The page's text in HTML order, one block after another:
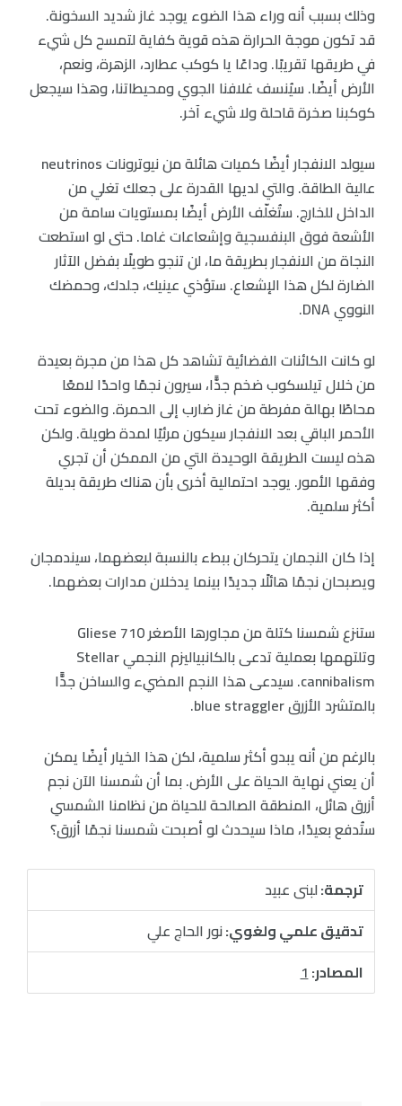
وذلك بسبب أنه وراء هذا الضوء يوجد غاز شديد السخونة.
قد تكون موجة الحرارة هذه قوية كفاية لتمسح كل شيء
في طريقها تقريبًا. وداعًا يا كوكب عطارد، الزهرة، ونعم،
الأرض أيضًا. سيُنسف غلافنا الجوي ومحيطاتنا، وهذا سيجعل
كوكبنا صخرة قاحلة ولا شيء آخر.
سيولد الانفجار أيضًا كميات هائلة من نيوترونات neutrinos
عالية الطاقة. والتي لديها القدرة على جعلك تغلي من
الداخل للخارج. ستُغلّف الأرض أيضًا بمستويات سامة من
الأشعة فوق البنفسجية وإشعاعات غاما. حتى لو استطعت
النجاة من الانفجار بطريقة ما، لن تنجو طويلًا بفضل الآثار
الضارة لكل هذا الإشعاع. ستؤذي عينيك، جلدك، وحمضك
النووي DNA.
لو كانت الكائنات الفضائية تشاهد كل هذا من مجرة بعيدة
من خلال تيلسكوب ضخم جدًّا، سيرون نجمًا واحدًا لامعًا
محاطًا بهالة مفرطة من غاز ضارب إلى الحمرة. والضوء تحت
الأحمر الباقي بعد الانفجار سيكون مرئيًا لمدة طويلة. ولكن
هذه ليست الطريقة الوحيدة التي من الممكن أن تجري
وفقها الأمور. يوجد احتمالية أخرى بأن هناك طريقة بديلة
أكثر سلمية.
إذا كان النجمان يتحركان ببطء بالنسبة لبعضهما، سيندمجان
ويصبحان نجمًا هائلًا جديدًا بينما يدخلان مدارات بعضهما.
ستنزع شمسنا كتلة من مجاورها الأصغر Gliese 710
وتلتهمها بعملية تدعى بالكانبياليزم النجمي Stellar
cannibalism. سيدعى هذا النجم المضيء والساخن جدًّا
بالمتشرد الأزرق blue straggler.
بالرغم من أنه يبدو أكثر سلمية، لكن هذا الخيار أيضًا يمكن
أن يعني نهاية الحياة على الأرض. بما أن شمسنا الآن نجم
أزرق هائل، المنطقة الصالحة للحياة من نظامنا الشمسي
ستُدفع بعيدًا، ماذا سيحدث لو أصبحت شمسنا نجمًا أزرق؟
ترجمة:لبنى عبيد
تدقيق علمي ولغوي:نور الحاج علي
المصادر:1